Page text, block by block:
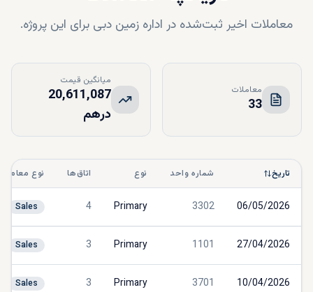
معاملات اخیر ثبت‌شده در اداره زمین دبی برای این پروژه.
معاملات
33
میانگین قیمت
20,611,087
درهم
تاریخ شماره واحد نوع اتاق‌ها نوع معامله
06/05/2026
3302
Primary
4
Sales
27/04/2026
1101
Primary
3
Sales
10/04/2026
3701
Primary
3
Sales